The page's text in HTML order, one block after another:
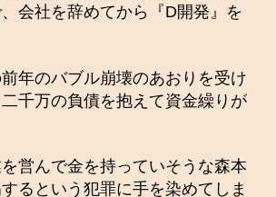
会社を辞めてから『D開発』を
年のバブル崩壊のあおりを受け
千万の負債を抱えて資金繰りが
営んで金を持っていそうな森本
るという犯罪に手を染めてしま